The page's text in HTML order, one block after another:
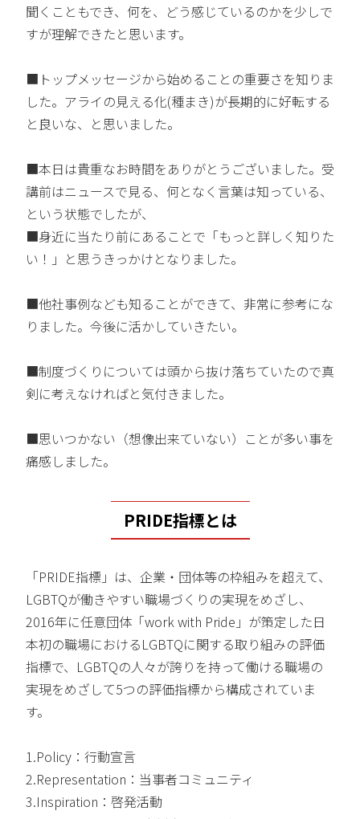
聞くこともでき、何を、どう感じているのかを少しで
すが理解できたと思います。
■トップメッセージから始めることの重要さを知りま
した。アライの見える化(種まき)が長期的に好転する
と良いな、と思いました。
■本日は貴重なお時間をありがとうございました。受
講前はニュースで見る、何となく言葉は知っている、
という状態でしたが、
■身近に当たり前にあることで「もっと詳しく知りた
い！」と思うきっかけとなりました。
■他社事例なども知ることができて、非常に参考にな
りました。今後に活かしていきたい。
■制度づくりについては頭から抜け落ちていたので真
剣に考えなければと気付きました。
■思いつかない（想像出来ていない）ことが多い事を
痛感しました。
PRIDE指標とは
「PRIDE指標」は、企業・団体等の枠組みを超えて、
LGBTQが働きやすい職場づくりの実現をめざし、
2016年に任意団体「work with Pride」が策定した日
本初の職場におけるLGBTQに関する取り組みの評価
指標で、LGBTQの人々が誇りを持って働ける職場の
実現をめざして5つの評価指標から構成されていま
す。
1.Policy：行動宣言
2.Representation：当事者コミュニティ
3.Inspiration：啓発活動